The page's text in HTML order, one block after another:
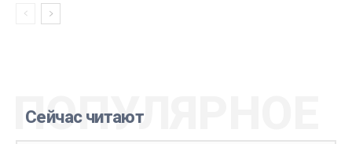
Сейчас читают
ПОПУЛЯРНОЕ